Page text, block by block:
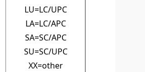
LU=LC/UPC
LA=LC/APC
SA=SC/APC
SU=SC/UPC
XX=other